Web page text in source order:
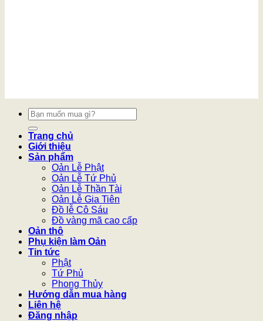
Tìm
kiếm:
Trang chủ
Giới thiệu
Sản phẩm
Oản Lễ Phật
Oản Lễ Tứ Phủ
Oản Lễ Thần Tài
Oản Lễ Gia Tiên
Đồ lễ Cô Sáu
Đồ vàng mã cao cấp
Oản thô
Phụ kiện làm Oản
Tin tức
Phật
Tứ Phủ
Phong Thủy
Hướng dẫn mua hàng
Liên hệ
Đăng nhập